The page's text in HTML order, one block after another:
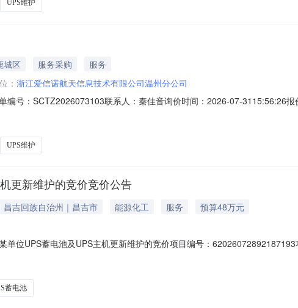
UPS维护
城区 服务采购
服务
： 浙江爱信诺航天信息技术有限公司温州分公司
编号：SCTZ2026073103联系人：秦佳音询价时间：2026-07-3115:56:26
务名称服务分类服务内容服务期服务地点备注操作1技术服务费其他服务/其
UPS维护
更新维护的竞价竞价公告
昌吉回族自治州｜昌吉市 能源化工 服务
预算48万元
单位UPS蓄电池及UPS主机更新维护的竞价项目编号：
采购需求清单商品名称参数要求购买数量控制金额(元)意向品牌UPS蓄电池及
蓄电池